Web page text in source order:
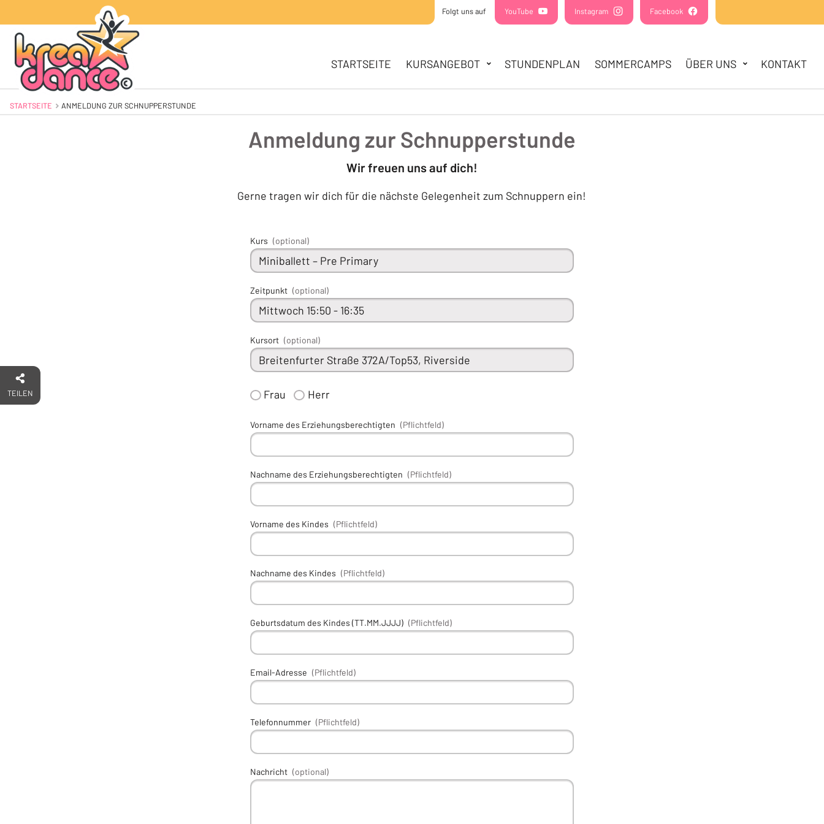
Folgt uns auf YouTube (Öffnet in einem neuen Tab oder Fenster)
Instagram (Öffnet in einem neuen Tab oder Fenster)
Facebook
HAUPTNAVIGATION
STARTSEITE
STUNDENPLAN
SOMMERCAMPS
TEAM
STARTSEITE KURSANGEBOT STUNDENPLAN SOMMERCAMPS ÜBER UNS KONTAKT
STARTSEITE AKTUELL: ANMELDUNG ZUR SCHNUPPERSTUNDE
ANMELDUNG ZUR SCHNUPPERSTUNDE
Anmeldung zur Schnupperstunde
Wir freuen uns auf dich!
Gerne tragen wir dich für die nächste Gelegenheit zum Schnuppern ein!
Kurs (optional)
Zeitpunkt (optional)
Kursort (optional)
Frau Herr
Vorname des Erziehungsberechtigten (Pflichtfeld)
Nachname des Erziehungsberechtigten (Pflichtfeld)
Vorname des Kindes (Pflichtfeld)
Nachname des Kindes (Pflichtfeld)
Geburtsdatum des Kindes (TT.MM.JJJJ) (Pflichtfeld)
Email-Adresse (Pflichtfeld)
Telefonnummer (Pflichtfeld)
Nachricht (optional)
TEILEN